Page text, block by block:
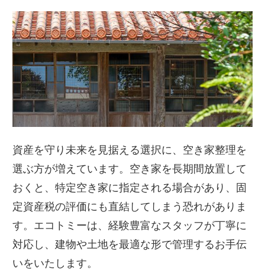
資産を守り未来を見据える選択に、空き家整理を
選ぶ方が増えています。空き家を長期間放置して
おくと、特定空き家に指定される場合があり、固
定資産税の評価にも直結してしまう恐れがありま
す。エコトミーは、経験豊富なスタッフが丁寧に
対応し、建物や土地を最適な形で管理するお手伝
いをいたします。